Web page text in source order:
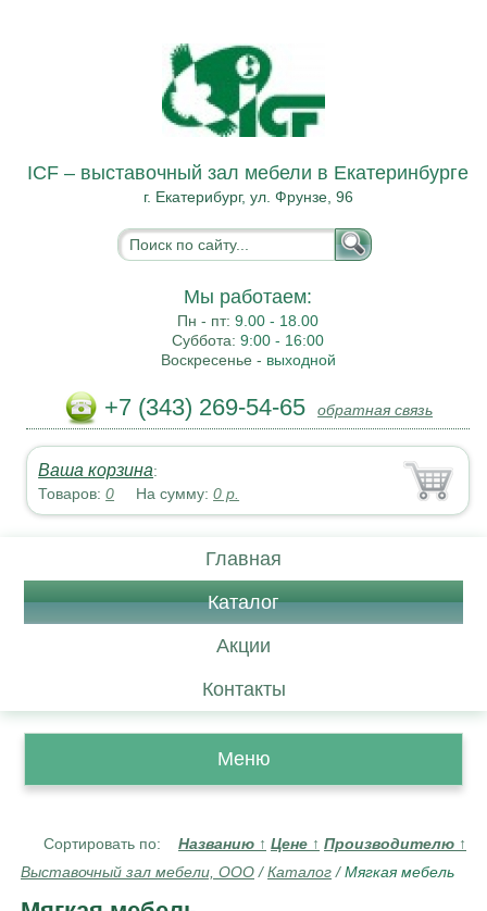
ICF – выставочный зал мебели в Екатеринбурге
г. Екатерибург, ул. Фрунзе, 96
Мы работаем:
Пн - пт:9.00 - 18.00
Суббота:9:00 - 16:00
Воскресенье - выходной
+7 (343) 269-54-65 обратная связь
Ваша корзина:
Товаров:0 На сумму:0 р.
Главная
Каталог
Акции
Контакты
Меню
Сортировать по: Названию ↑ Цене ↑ Производителю ↑
Выставочный зал мебели, ООО /Каталог /Мягкая мебель